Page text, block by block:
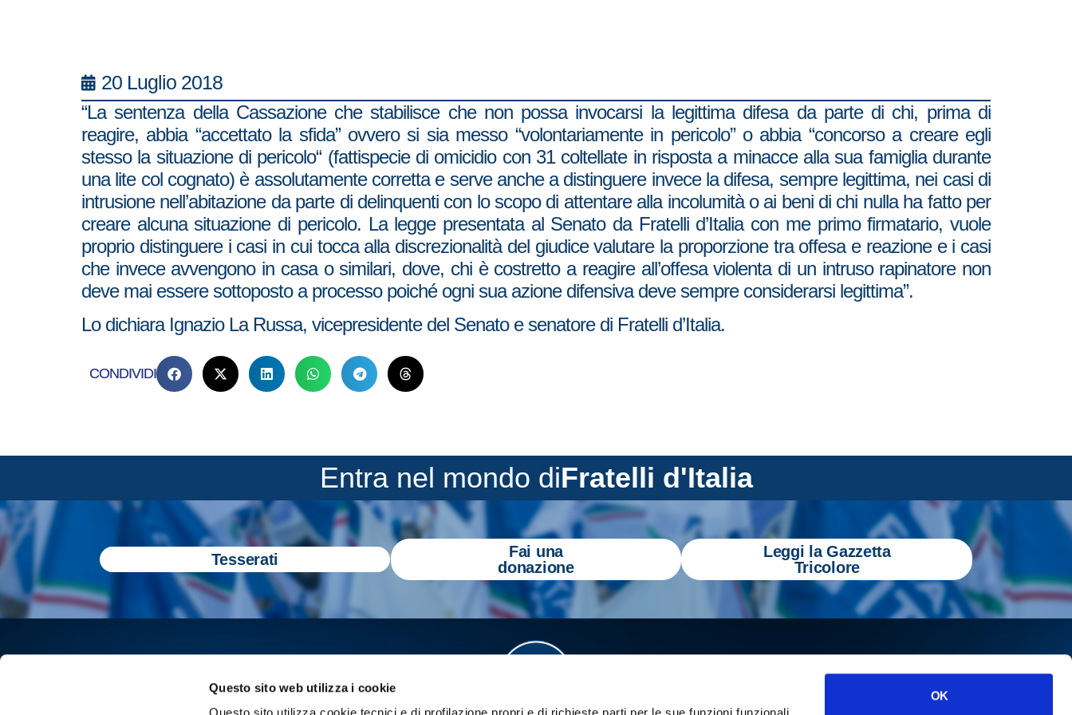
Questo sito web utilizza i cookie
OK
20 Luglio 2018
“La sentenza della Cassazione che stabilisce che non possa invocarsi la legittima difesa da parte di chi, prima di
reagire, abbia “accettato la sfida” ovvero si sia messo “volontariamente in pericolo” o abbia “concorso a creare egli
stesso la situazione di pericolo“ (fattispecie di omicidio con 31 coltellate in risposta a minacce alla sua famiglia durante
una lite col cognato) è assolutamente corretta e serve anche a distinguere invece la difesa, sempre legittima, nei casi di
intrusione nell’abitazione da parte di delinquenti con lo scopo di attentare alla incolumità o ai beni di chi nulla ha fatto per
creare alcuna situazione di pericolo. La legge presentata al Senato da Fratelli d’Italia con me primo firmatario, vuole
proprio distinguere i casi in cui tocca alla discrezionalità del giudice valutare la proporzione tra offesa e reazione e i casi
che invece avvengono in casa o similari, dove, chi è costretto a reagire all’offesa violenta di un intruso rapinatore non
deve mai essere sottoposto a processo poiché ogni sua azione difensiva deve sempre considerarsi legittima”.
Lo dichiara Ignazio La Russa, vicepresidente del Senato e senatore di Fratelli d’Italia.
CONDIVIDI
Entra nel mondo diFratelli d'Italia
Tesserati
Fai una
donazione
Leggi la Gazzetta
Tricolore